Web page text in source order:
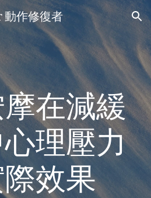
Skip to navigation
作修復者
在減緩
理壓力
效果